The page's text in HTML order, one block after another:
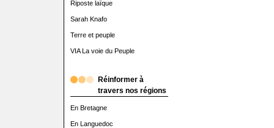
Riposte laïque
Sarah Knafo
Terre et peuple
VIA La voie du Peuple
Réinformer à
travers nos régions
En Bretagne
En Languedoc